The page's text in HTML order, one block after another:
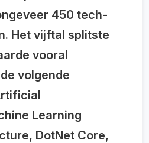
450 tech-
Het vijftal splitste
vooral
volgende
Learning
DotNet Core,